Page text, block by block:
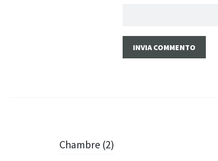
Navigazione
Chambre (2)